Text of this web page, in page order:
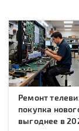
Ремонт
покупка
выгоднее в